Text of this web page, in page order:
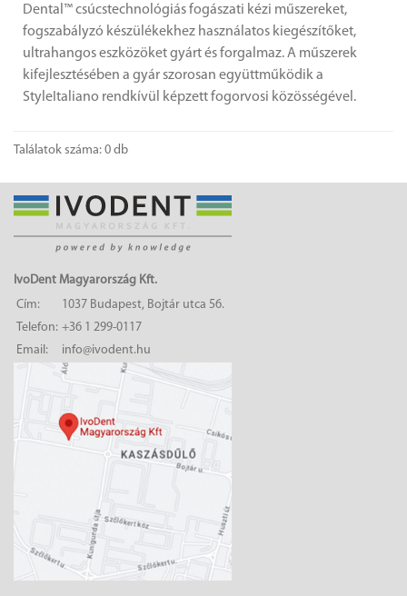
Dental™ csúcstechnológiás fogászati ​​kézi műszereket,
fogszabályzó készülékekhez használatos kiegészítőket,
ultrahangos eszközöket gyárt és forgalmaz. A műszerek
kifejlesztésében a gyár szorosan együttműködik a
StyleItaliano rendkívül képzett fogorvosi közösségével.
Találatok száma: 0 db
IvoDent Magyarország Kft.
Cím:
1037 Budapest, Bojtár utca 56.
Telefon: +36 1 299-0117
Email:
info@ivodent.hu